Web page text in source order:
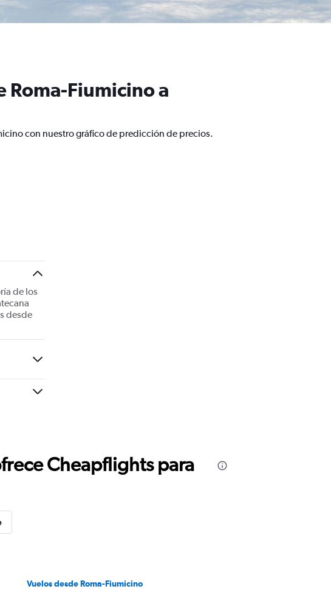
Roma-Fiumicino a
con nuestro gráfico de predicción de precios.
de los
desde
Cheapflights para
Vuelos desde Roma-Fiumicino